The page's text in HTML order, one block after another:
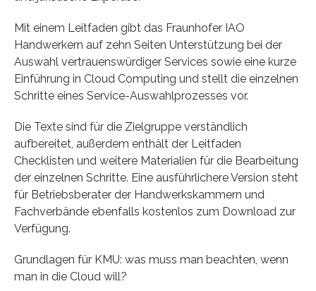
Mit einem Leitfaden gibt das Fraunhofer IAO
Handwerkern auf zehn Seiten Unterstützung bei der
Auswahl vertrauenswürdiger Services sowie eine kurze
Einführung in Cloud Computing und stellt die einzelnen
Schritte eines Service-Auswahlprozesses vor.
Die Texte sind für die Zielgruppe verständlich
aufbereitet, außerdem enthält der Leitfaden
Checklisten und weitere Materialien für die Bearbeitung
der einzelnen Schritte. Eine ausführlichere Version steht
für Betriebsberater der Handwerkskammern und
Fachverbände ebenfalls kostenlos zum Download zur
Verfügung.
Grundlagen für KMU: was muss man beachten, wenn
man in die Cloud will?